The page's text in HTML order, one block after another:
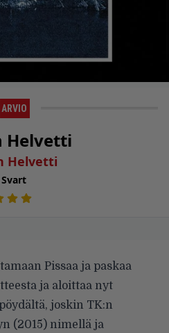
ARVIO
Helvetti
Helvetti
Svart
Pissaa ja paskaa
ja aloittaa nyt
joskin TK:n
(2015) nimellä ja